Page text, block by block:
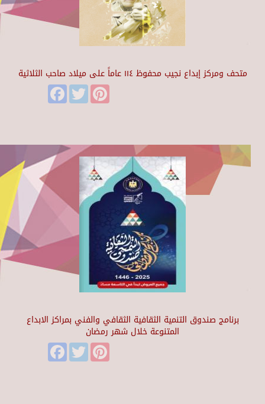
متحف ومركز إبداع نجيب محفوظ ١١٤ عاماً على ميلاد صاحب الثلاثية
FacebookTwitter
برنامج صندوق التنمية الثقافية الثقافي والفني بمراكز الابداع
المتنوعة خلال شهر رمضان
FacebookTwitter